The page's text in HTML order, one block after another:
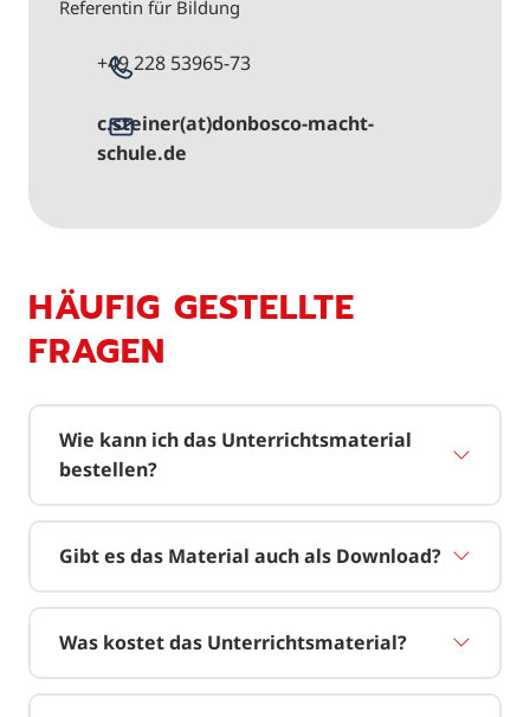
Referentin für Bildung
+49 228 53965-73
c.steiner(at)donbosco-macht-
schule.de
HÄUFIG GESTELLTE
FRAGEN
Wie kann ich das Unterrichtsmaterial
bestellen?
Gibt es das Material auch als Download?
Was kostet das Unterrichtsmaterial?